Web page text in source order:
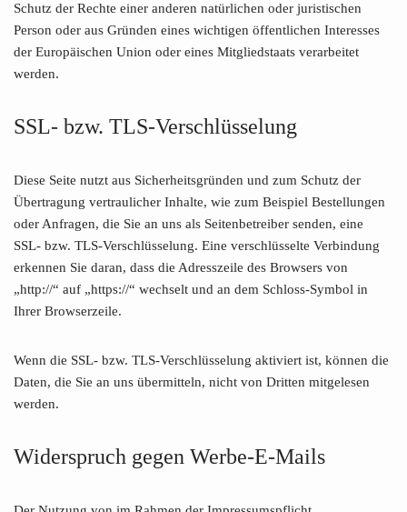
Schutz der Rechte einer anderen natürlichen oder juristischen
Person oder aus Gründen eines wichtigen öffentlichen Interesses
der Europäischen Union oder eines Mitgliedstaats verarbeitet
werden.
SSL- bzw. TLS-Verschlüsselung
Diese Seite nutzt aus Sicherheitsgründen und zum Schutz der
Übertragung vertraulicher Inhalte, wie zum Beispiel Bestellungen
oder Anfragen, die Sie an uns als Seitenbetreiber senden, eine
SSL- bzw. TLS-Verschlüsselung. Eine verschlüsselte Verbindung
erkennen Sie daran, dass die Adresszeile des Browsers von
„http://“ auf „https://“ wechselt und an dem Schloss-Symbol in
Ihrer Browserzeile.
Wenn die SSL- bzw. TLS-Verschlüsselung aktiviert ist, können die
Daten, die Sie an uns übermitteln, nicht von Dritten mitgelesen
werden.
Widerspruch gegen Werbe-E-Mails